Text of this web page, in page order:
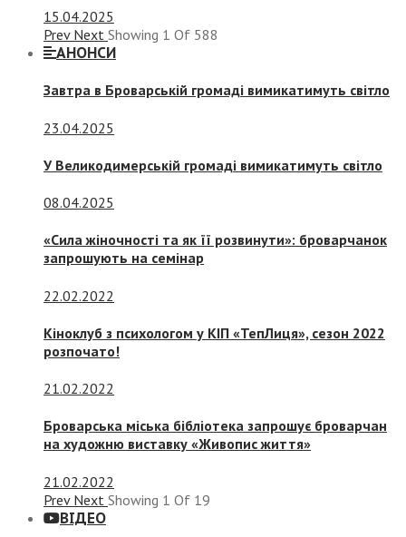
15.04.2025
Prev Next Showing 1 Of 588
АНОНСИ
Завтра в Броварській громаді вимикатимуть світло
23.04.2025
У Великодимерській громаді вимикатимуть світло
08.04.2025
«Сила жіночності та як її розвинути»: броварчанок
запрошують на семінар
22.02.2022
Кіноклуб з психологом у КІП «ТепЛиця», сезон 2022
розпочато!
21.02.2022
Броварська міська бібліотека запрошує броварчан
на художню виставку «Живопис життя»
21.02.2022
Prev Next Showing 1 Of 19
ВІДЕО